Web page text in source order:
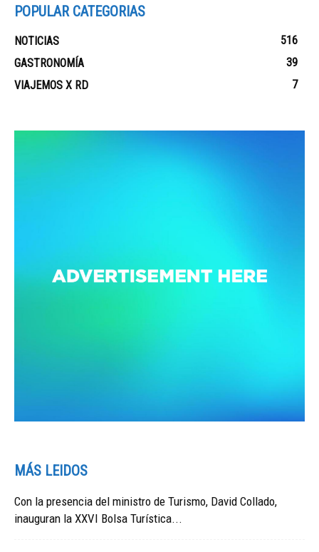
POPULAR CATEGORIAS
NOTICIAS
516
GASTRONOMÍA
39
VIAJEMOS X RD
7
MÁS LEIDOS
Con la presencia del ministro de Turismo, David Collado,
inauguran la XXVI Bolsa Turística...